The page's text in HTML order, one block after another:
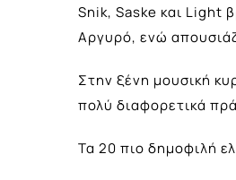
Snik, Saske και Light
Αργυρό, ενώ
Στην ξένη μουσική
πολύ διαφορετικά
Τα 20 πιο δημοφιλή